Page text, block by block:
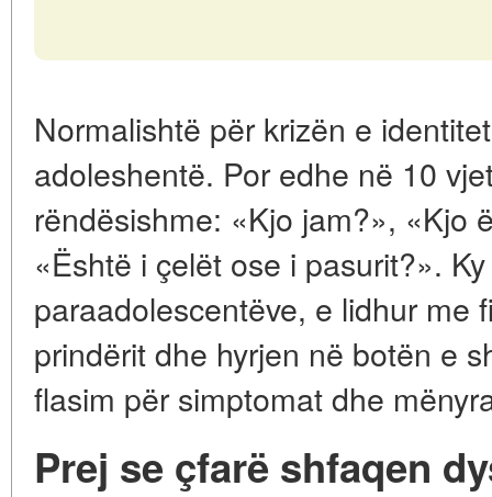
Normalishtë për krizën e
adoleshentë. Por edhe në 10
rëndësishme: «Kjo jam?», «Kjo
«Është i çelët ose i pasurit?».
paraadolescentëve, e lidhur me
prindërit dhe hyrjen në botën e
flasim për simptomat dhe
Prej se çfarë shfaqen